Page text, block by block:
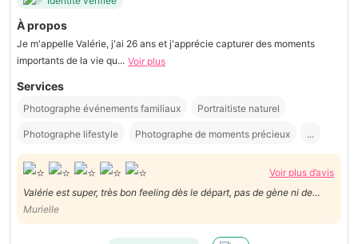
À propos
Je m'appelle Valérie, j'ai 26 ans et j'apprécie capturer des moments
importants de la vie qu... Voir plus
Services
Photographe événements familiaux Portraitiste naturel
Photographe lifestyle Photographe de moments précieux ...
Voir plus d’avis
Valérie est super, très bon feeling dès le départ, pas de gène ni de
timidité, elle fait de très belles photos dont j'ai pu voir un aperçu, j'ai
hâte de voir les autres , timide de nature, j'ai osé le maillot de bain!!! Le
Murielle